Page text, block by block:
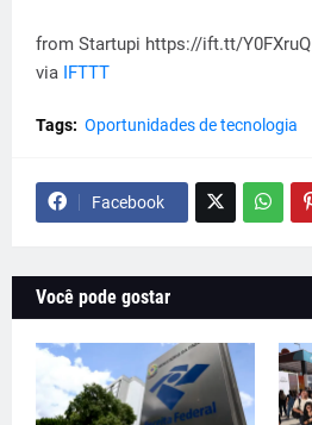
from Startupi https://ift.tt/Y0FXruQ
via IFTTT
Tags: Oportunidades de tecnologia
Facebook
Você pode gostar